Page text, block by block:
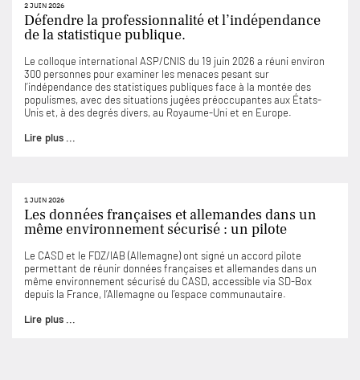
2 JUIN 2026
Défendre la professionnalité et l’indépendance
de la statistique publique.
Le colloque international ASP/CNIS du 19 juin 2026 a réuni environ
300 personnes pour examiner les menaces pesant sur
l’indépendance des statistiques publiques face à la montée des
populismes, avec des situations jugées préoccupantes aux États-
Unis et, à des degrés divers, au Royaume-Uni et en Europe.
Lire plus ...
1 JUIN 2026
Les données françaises et allemandes dans un
même environnement sécurisé : un pilote
Le CASD et le FDZ/IAB (Allemagne) ont signé un accord pilote
permettant de réunir données françaises et allemandes dans un
même environnement sécurisé du CASD, accessible via SD-Box
depuis la France, l’Allemagne ou l’espace communautaire.
Lire plus ...